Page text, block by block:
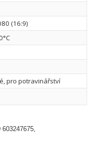
(16:9)
pro potravinářství